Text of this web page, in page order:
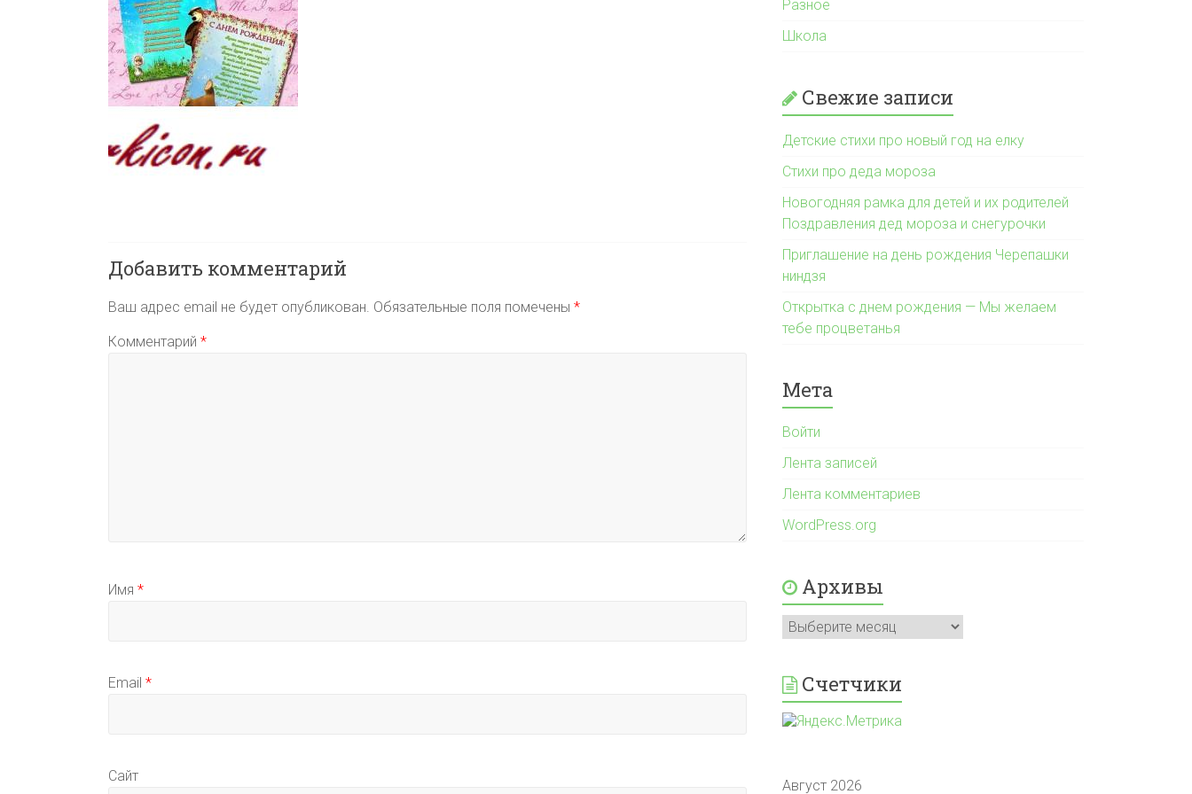
Добавить комментарий
Ваш адрес email не будет опубликован. Обязательные поля помечены *
Комментарий *
Имя *
Email *
Сайт
Разное
Школа
Свежие записи
Детские стихи про новый год на елку
Стихи про деда мороза
Новогодняя рамка для детей и их родителей
Поздравления дед мороза и снегурочки
Приглашение на день рождения Черепашки
ниндзя
Открытка с днем рождения — Мы желаем
тебе процветанья
Мета
Войти
Лента записей
Лента комментариев
WordPress.org
Архивы
Архивы
Счетчики
Август 2026